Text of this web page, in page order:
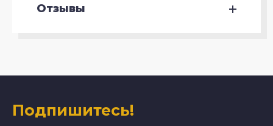
Отзывы
Подпишитесь!